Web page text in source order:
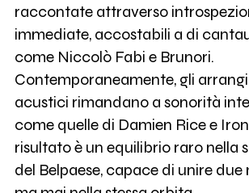
raccontate attraverso
immediate, accostabili a di
come Niccolò Fabi e Brunori.
Contemporaneamente, gli
acustici rimandano a sonorità
come quelle di Damien Rice e
risultato è un equilibrio raro nella
del Belpaese, capace di unire due